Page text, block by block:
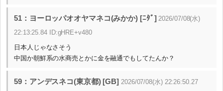
51：ヨーロッパオオヤマネコ(みかか) [ﾆﾀﾞ] 2026/07/08(水)
22:13:25.84 ID:gHRE+v480
日本人じゃなさそう
中国か朝鮮系の水商売とかに金を融通でもしてたんか？
59：アンデスネコ(東京都) [GB] 2026/07/08(水) 22:26:50.27